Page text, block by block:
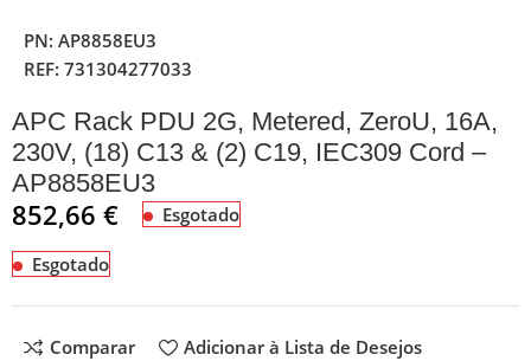
PN:AP8858EU3
REF:731304277033
APC Rack PDU 2G, Metered, ZeroU, 16A,
230V, (18) C13 & (2) C19, IEC309 Cord –
AP8858EU3
852,66€ Esgotado
Esgotado
Comparar Adicionar à Lista de Desejos